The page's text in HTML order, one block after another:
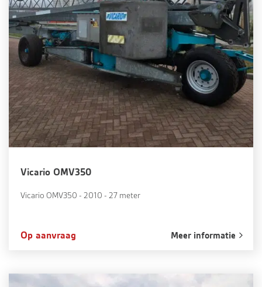
Vicario OMV350
Vicario OMV350 - 2010 - 27 meter
Op aanvraag Meer informatie